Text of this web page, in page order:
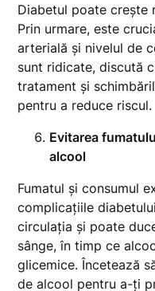
Diabetul poate crește
Prin urmare, este
arterială și nivelul de
sunt ridicate, discută
tratament și
pentru a reduce riscul.
Evitarea
alcool
Fumatul și consumul
complicațiile
circulația și poate
sânge, în timp ce
glicemice. Încetează
de alcool pentru a-ți